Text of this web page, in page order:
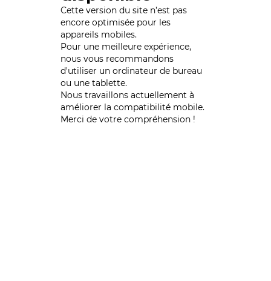
Cette version du site n’est pas
encore optimisée pour les
appareils mobiles.
Pour une meilleure expérience,
nous vous recommandons
d'utiliser un ordinateur de bureau
ou une tablette.
Nous travaillons actuellement à
améliorer la compatibilité mobile.
Merci de votre compréhension !